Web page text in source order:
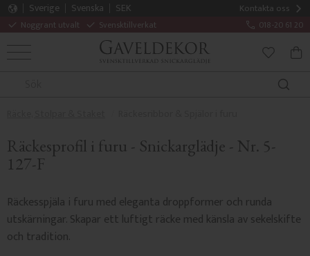
Kontakta oss
Noggrant utvalt Svensktillverkat 018-20 61 20
Sverige Svenska
SEK
MENY
Räckesprofil i furu - Snickarglädje - Nr. 5-
127-F
Räckesspjäla i furu med eleganta droppformer och runda
utskärningar. Skapar ett luftigt räcke med känsla av sekelskifte
och tradition.